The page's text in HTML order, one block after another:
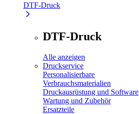
DTF-Druck
DTF-Druck
Alle anzeigen
Druckservice
Personalisierbare
Verbrauchsmaterialien
Druckausrüstung und Software
Wartung und Zubehör
Ersatzteile